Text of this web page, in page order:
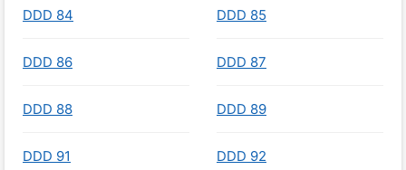
DDD 84 DDD 85
DDD 86 DDD 87
DDD 88 DDD 89
DDD 91 DDD 92